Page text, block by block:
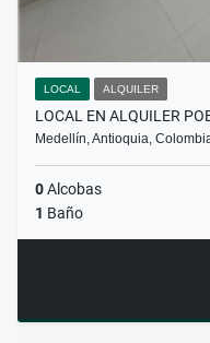
LOCAL ALQUILER
LOCAL EN ALQUILER
Medellín, Antioquia,
0Alcobas
1 Baño